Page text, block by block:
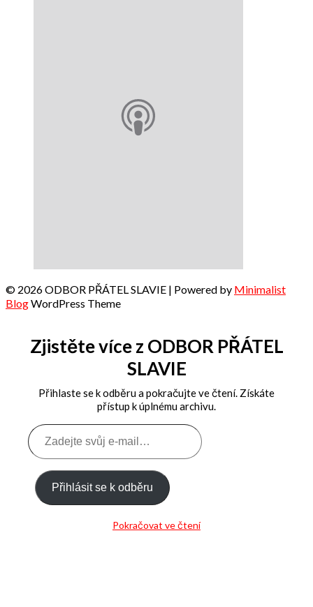
© 2026 ODBOR PŘÁTEL SLAVIE | Powered by Minimalist
BlogWordPress Theme
Zjistěte více z ODBOR PŘÁTEL
SLAVIE
Přihlaste se k odběru a pokračujte ve čtení. Získáte
přístup k úplnému archivu.
Zadejte
svůj
e-
mail…
Přihlásit se k odběru
Pokračovat ve čtení